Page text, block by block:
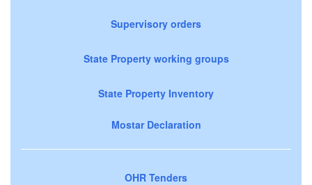
Supervisory orders
State Property working groups
State Property Inventory
Mostar Declaration
OHR Tenders